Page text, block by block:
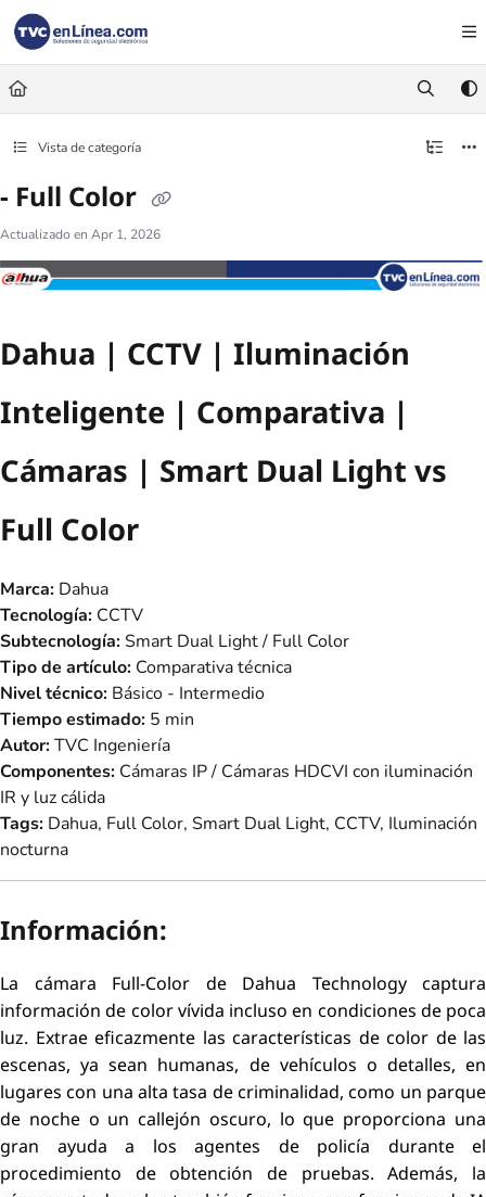
Documentation Index
Fetch the complete documentation index at:
Use this file to discover all available pages before exploring further.
Vista de categoría
- Full Color
Actualizado en Apr 1, 2026
Dahua | CCTV | Iluminación
Inteligente | Comparativa |
Cámaras | Smart Dual Light vs
Full Color
Marca: Dahua
Tecnología: CCTV
Subtecnología:Smart Dual Light / Full Color
Tipo de artículo: Comparativa técnica
Nivel técnico: Básico - Intermedio
Tiempo estimado: 5 min
Autor:TVC Ingeniería
Componentes: Cámaras IP / Cámaras HDCVI con iluminación
IR y luz cálida
Tags: Dahua, Full Color, Smart Dual Light, CCTV, Iluminación
nocturna
Información:
La cámara Full-Color de Dahua Technology captura
información de color vívida incluso en condiciones de poca
luz. Extrae eficazmente las características de color de las
escenas, ya sean humanas, de vehículos o detalles, en
lugares con una alta tasa de criminalidad, como un parque
de noche o un callejón oscuro, lo que proporciona una
gran ayuda a los agentes de policía durante el
procedimiento de obtención de pruebas. Además, la